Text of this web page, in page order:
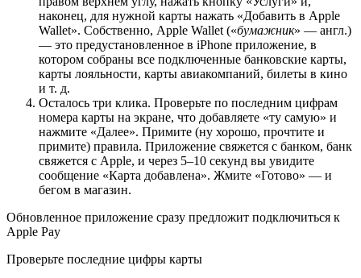
наконец, для нужной карты нажать «Добавить в Apple
Wallet». Собственно, Apple Wallet («бумажник» — англ.)
— это предустановленное в iPhone приложение, в
котором собраны все подключенные банковские карты,
карты лояльности, карты авиакомпаний, билеты в кино
и т. д.
Осталось три клика. Проверьте по последним цифрам
номера карты на экране, что добавляете «ту самую» и
нажмите «Далее». Примите (ну хорошо, прочтите и
примите) правила. Приложение свяжется с банком, банк
свяжется с Apple, и через 5–10 секунд вы увидите
сообщение «Карта добавлена». Жмите «Готово» — и
бегом в магазин.
Обновленное приложение сразу предложит подключиться к
Apple Pay
Проверьте последние цифры карты